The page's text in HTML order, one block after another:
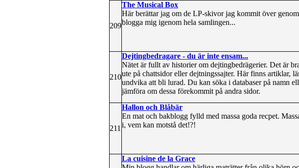
209
The Musical Box
Här berättar jag om de LP-skivor jag kommit över
blogga mig igenom hela samlingen...
210
Dejtingbedragare - du är inte ensam...
Nätet är fullt av historier om dejtingbedrägerier. Det är
ute på chattsidor eller dejtningssajter. Här finns artiklar,
undvika att bli lurad. Du kan söka i databaser på namn
jämföra om dessa förekommit på andra sidor.
211
Hallon och Blåbär
En mat och bakblogg fylld med massa goda recpet.
i, vem kan motstå det!?!
La cuisine de la Grace